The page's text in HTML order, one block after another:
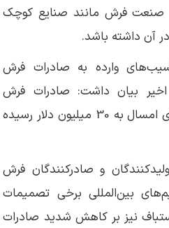
فرش مانند صنایع کوچک
آن داشته باشد.
وارده به صادرات فرش
بیان داشت: صادرات فرش
دستباف ایران در 6 ماهه ابتدای امسال به 30 میلیون دلار رسیده
و صادرکنندگان فرش
بین‌المللی برخی تصمیمات
نیز بر کاهش شدید صادرات